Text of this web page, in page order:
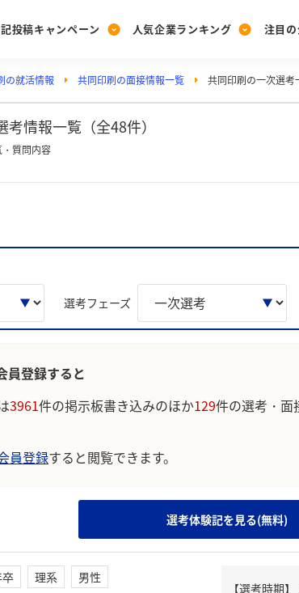
投稿キャンペーン
Post
投稿する
[27卒] 本
人気企業ランキング
Ranking
ランキングを見る
Vote
注目
PickUp
注目の企業特集
の就活情報 共同印刷の面接情報一覧 共同印刷の一次選考
情報一覧（全48件）
質問内容
選考フェーズ
員登録すると
3961件の掲示板書き込みのほか129件の選考・面
員登録すると閲覧できます。
選考体験記を見る(無料)
理系
男性